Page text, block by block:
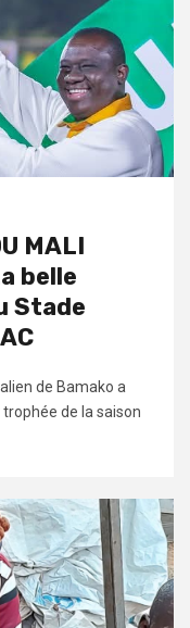
MALI
belle
Stade
de Bamako a
de la saison